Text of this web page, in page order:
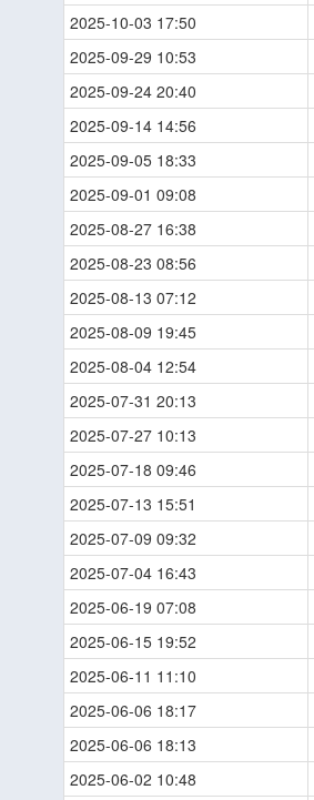
2025-10-03 17:50
2025-09-29 10:53
2025-09-24 20:40
2025-09-14 14:56
2025-09-05 18:33
2025-09-01 09:08
2025-08-27 16:38
2025-08-23 08:56
2025-08-13 07:12
2025-08-09 19:45
2025-08-04 12:54
2025-07-31 20:13
2025-07-27 10:13
2025-07-18 09:46
2025-07-13 15:51
2025-07-09 09:32
2025-07-04 16:43
2025-06-19 07:08
2025-06-15 19:52
2025-06-11 11:10
2025-06-06 18:17
2025-06-06 18:13
2025-06-02 10:48